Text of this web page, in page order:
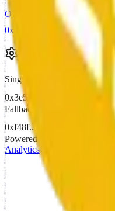
Owner
0xbba5...27f9
Configuration
Singleton
0x3e5c...d36e
Fallback handler
0xf48f...e5e4
Powered by
Analytics